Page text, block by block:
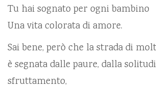
Tu hai sognato per ogni bambino
Una vita colorata di amore.
Sai bene, però che la strada di
è segnata dalle paure, dalla
sfruttamento,